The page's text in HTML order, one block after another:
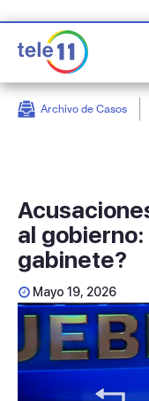
Archivo de Casos
al
gabinete?
Mayo 19, 2026
post